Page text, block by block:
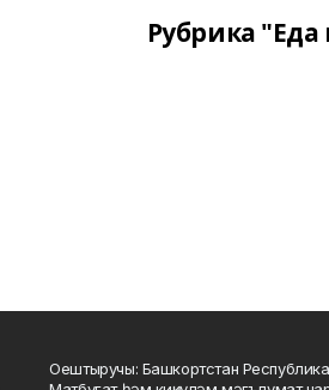
Рубрика
Оештыручы: Башкортстан